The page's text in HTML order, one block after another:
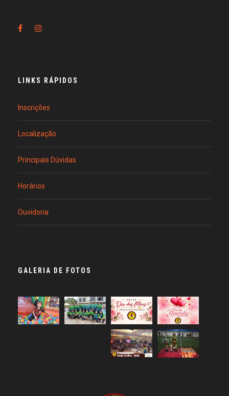
LINKS RÁPIDOS
Inscrições
Localização
Principais Dúvidas
Horários
Ouvidoria
GALERIA DE FOTOS